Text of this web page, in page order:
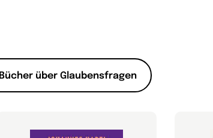
Bücher über Glaubensfragen